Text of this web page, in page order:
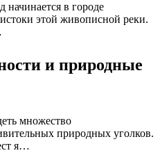
начинается в городе
этой живописной реки.
и природные
множество
природных уголков.
я…